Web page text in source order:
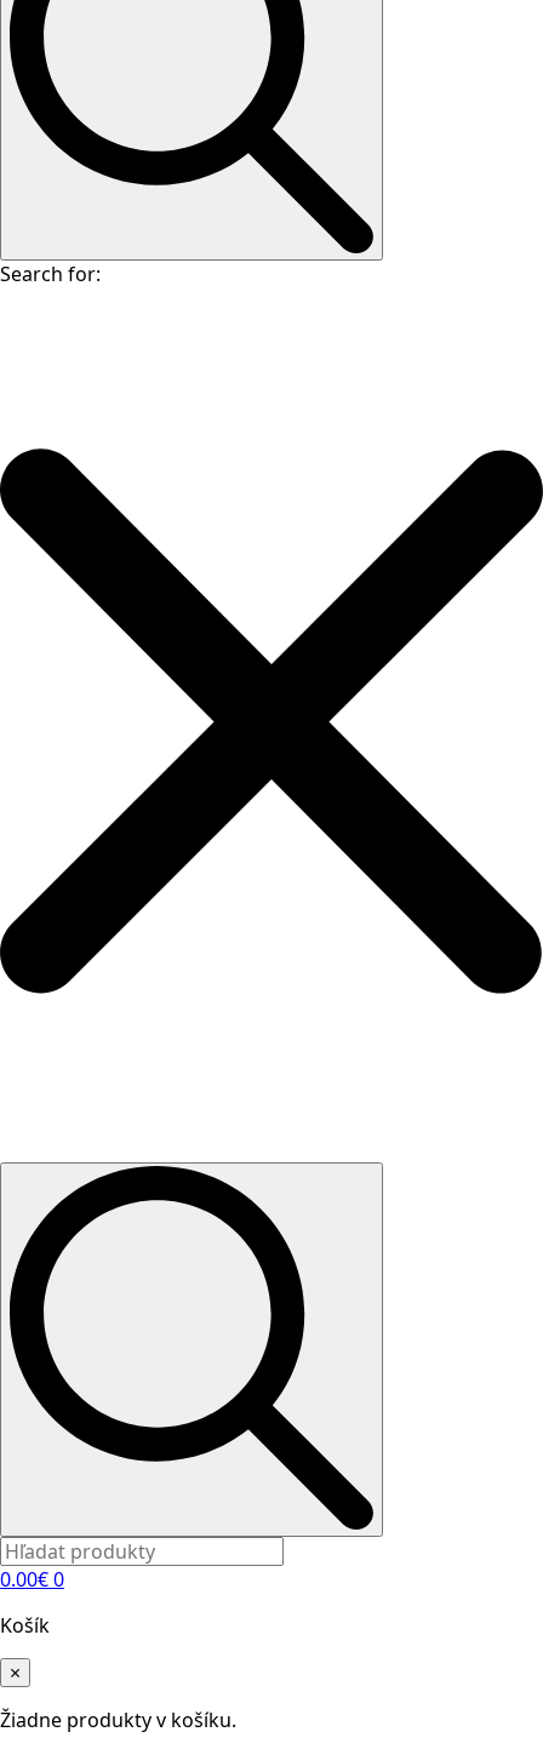
Search for:
0.00€0
Košík
×
Žiadne produkty v košíku.